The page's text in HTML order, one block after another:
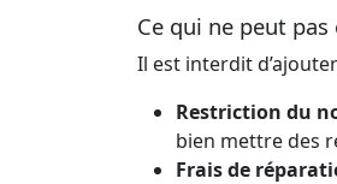
Ce qui ne peut
Il est interdit
Restriction du
bien mettre des
Frais de